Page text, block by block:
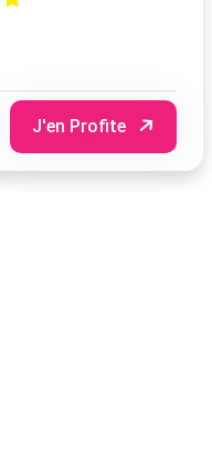
J'en Profite